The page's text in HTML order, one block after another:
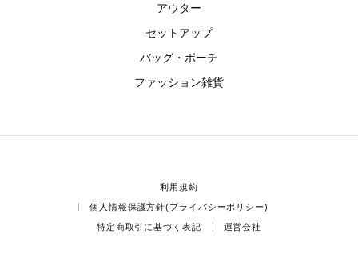
アウター
セットアップ
バッグ・ポーチ
ファッション雑貨
利用規約
個人情報保護方針(プライバシーポリシー)
特定商取引に基づく表記 運営会社